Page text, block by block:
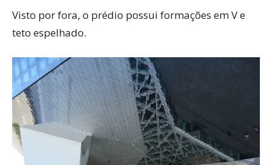
Visto por fora, o prédio possui formações em V e
teto espelhado.